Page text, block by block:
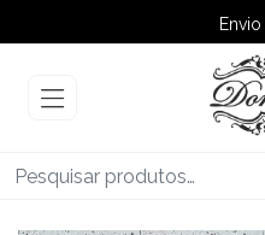
➚ Ofertas–